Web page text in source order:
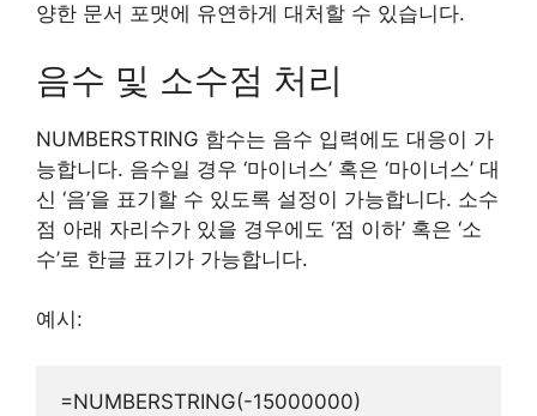
양한 문서 포맷에 유연하게 대처할 수 있습니다.
음수 및 소수점 처리
NUMBERSTRING 함수는 음수 입력에도 대응이 가
능합니다. 음수일 경우 ‘마이너스’ 혹은 ‘마이너스’ 대
신 ‘음’을 표기할 수 있도록 설정이 가능합니다. 소수
점 아래 자리수가 있을 경우에도 ‘점 이하’ 혹은 ‘소
수’로 한글 표기가 가능합니다.
예시: